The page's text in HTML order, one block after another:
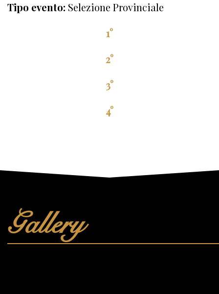
Tipo evento: Selezione Provinciale
1°
2°
3°
4°
Gallery